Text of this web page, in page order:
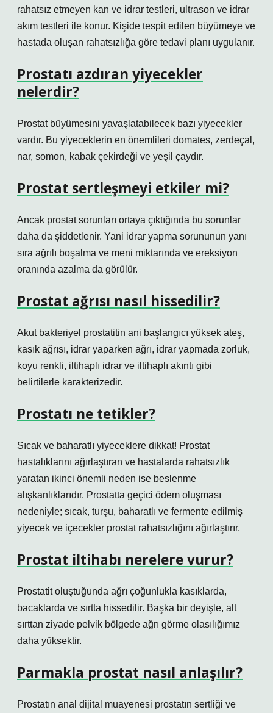
rahatsız etmeyen kan ve idrar testleri, ultrason ve idrar
akım testleri ile konur. Kişide tespit edilen büyümeye ve
hastada oluşan rahatsızlığa göre tedavi planı uygulanır.
Prostatı azdıran yiyecekler
nelerdir?
Prostat büyümesini yavaşlatabilecek bazı yiyecekler
vardır. Bu yiyeceklerin en önemlileri domates, zerdeçal,
nar, somon, kabak çekirdeği ve yeşil çaydır.
Prostat sertleşmeyi etkiler mi?
Ancak prostat sorunları ortaya çıktığında bu sorunlar
daha da şiddetlenir. Yani idrar yapma sorununun yanı
sıra ağrılı boşalma ve meni miktarında ve ereksiyon
oranında azalma da görülür.
Prostat ağrısı nasıl hissedilir?
Akut bakteriyel prostatitin ani başlangıcı yüksek ateş,
kasık ağrısı, idrar yaparken ağrı, idrar yapmada zorluk,
koyu renkli, iltihaplı idrar ve iltihaplı akıntı gibi
belirtilerle karakterizedir.
Prostatı ne tetikler?
Sıcak ve baharatlı yiyeceklere dikkat! Prostat
hastalıklarını ağırlaştıran ve hastalarda rahatsızlık
yaratan ikinci önemli neden ise beslenme
alışkanlıklarıdır. Prostatta geçici ödem oluşması
nedeniyle; sıcak, turşu, baharatlı ve fermente edilmiş
yiyecek ve içecekler prostat rahatsızlığını ağırlaştırır.
Prostat iltihabı nerelere vurur?
Prostatit oluştuğunda ağrı çoğunlukla kasıklarda,
bacaklarda ve sırtta hissedilir. Başka bir deyişle, alt
sırttan ziyade pelvik bölgede ağrı görme olasılığımız
daha yüksektir.
Parmakla prostat nasıl anlaşılır?
Prostatın anal dijital muayenesi prostatın sertliği ve